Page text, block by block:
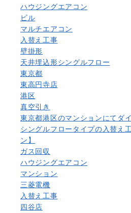
ハウジングエアコン
ビル
マルチエアコン
入替え工事
壁掛形
天井埋込形シングルフロー
東京都
東高円寺店
港区
真空引き
東京都港区のマンションにてダ
シングルフロータイプの入替え
ン】
ガス回収
ハウジングエアコン
マンション
三菱電機
入替え工事
四谷店